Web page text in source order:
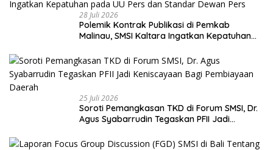
28 Juli 2026
Polemik Kontrak Publikasi di Pemkab
Malinau, SMSI Kaltara Ingatkan Kepatuhan
25 Juli 2026
Soroti Pemangkasan TKD di Forum SMSI, Dr.
Agus Syabarrudin Tegaskan PFII Jadi